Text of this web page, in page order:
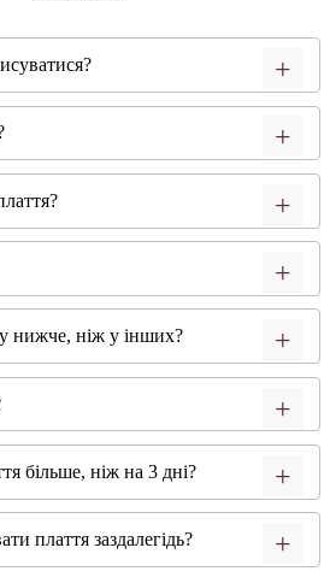
нижче, ніж у інших?
більше, ніж на 3 дні?
плаття заздалегідь?